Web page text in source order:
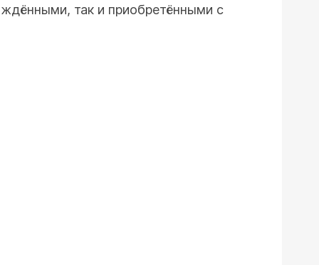
так и приобретёнными с